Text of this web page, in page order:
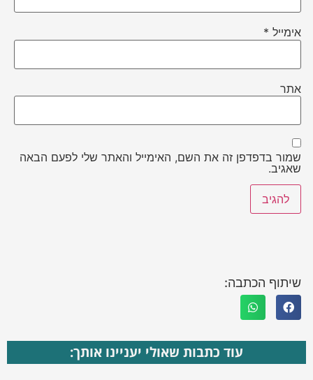
אימייל *
אתר
שמור בדפדפן זה את השם, האימייל והאתר שלי לפעם הבאה
שאגיב.
שיתוף הכתבה:
עוד כתבות שאולי יעניינו אותך: